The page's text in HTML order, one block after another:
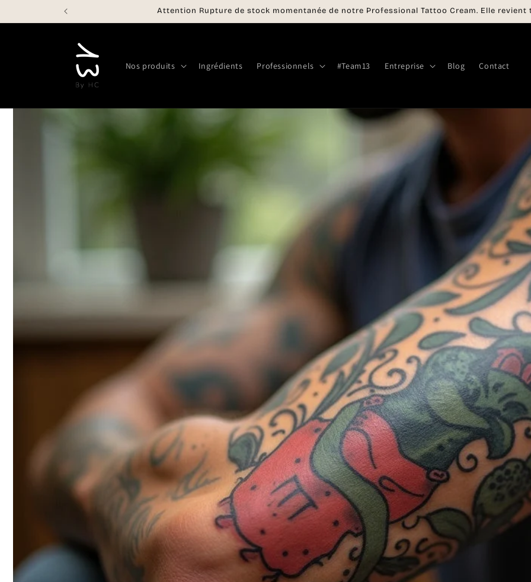
au
Attention Rupture de stock momentanée de notre Professional Tattoo Cream. Elle revient
Nos produits Ingrédients Professionnels #Team13 Entreprise Blog Contact